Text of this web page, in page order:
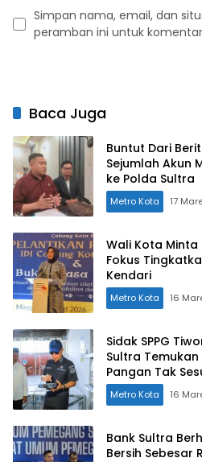
Simpan nama, email, dan
peramban ini untuk
Baca Juga
Buntut Dari
Sejumlah Akun
ke Polda Sultra
Metro Kota 17
Wali Kota Minta
Fokus
Kendari
Metro Kota 16
Sidak SPPG
Sultra
Pangan Tak
Metro Kota 16
Bank Sultra
Bersih Sebesar